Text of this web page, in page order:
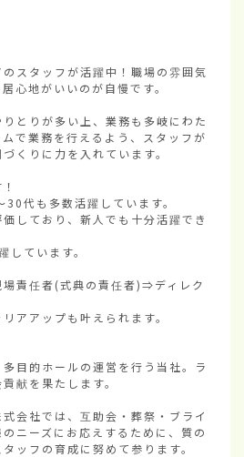
スタッフが活躍中！職場の雰囲気
心地がいいのが自慢です。
とりが多い上、業務も多岐にわた
で業務を行えるよう、スタッフが
くりに力を入れています。
代も多数活躍しています。
しており、新人でも十分活躍でき
しています。
責任者(式典の責任者)⇒ディレク
アアップも叶えられます。
目的ホールの運営を行う当社。ラ
献を果たします。
会社では、互助会・葬祭・ブライ
ニーズにお応えするために、質の
ッフの育成に努めて参ります。